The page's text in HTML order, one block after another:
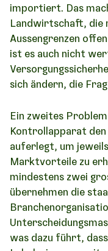
importiert. Das
Landwirtschaft, die
Aussengrenzen
ist es auch nicht
sich ändern, die
Ein zweites
Kontrollapparat
auferlegt, um
Marktvorteile zu
mindestens zwei
übernehmen die
was dazu führt,